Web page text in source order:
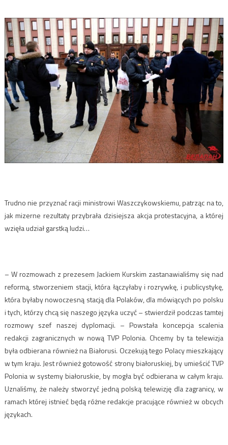
Trudno nie przyznać racji ministrowi Waszczykowskiemu, patrząc na to,
jak mizerne rezultaty przybrała dzisiejsza akcja protestacyjna, a której
wzięła udział garstką ludzi…
– W rozmowach z prezesem Jackiem Kurskim zastanawialiśmy się nad
reformą, stworzeniem stacji, która łączyłaby i rozrywkę, i publicystykę,
która byłaby nowoczesną stacją dla Polaków, dla mówiących po polsku
i tych, którzy chcą się naszego języka uczyć – stwierdził podczas tamtej
rozmowy szef naszej dyplomacji. – Powstała koncepcja scalenia
redakcji zagranicznych w nową TVP Polonia. Chcemy by ta telewizja
była odbierana również na Białorusi. Oczekują tego Polacy mieszkający
w tym kraju. Jest również gotowość strony białoruskiej, by umieścić TVP
Polonia w systemy białoruskie, by mogła być odbierana w całym kraju.
Uznaliśmy, że należy stworzyć jedną polską telewizję dla zagranicy, w
ramach której istnieć będą różne redakcje pracujące również w obcych
językach.